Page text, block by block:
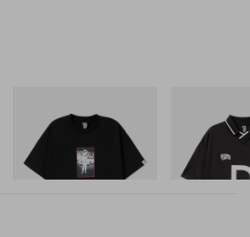
BILLIONAIRE BOYS CLUB X
INITIAL D COTTON T-SHIRT
쇼핑하기
Billionaire
D Game Shirt
쇼핑하기